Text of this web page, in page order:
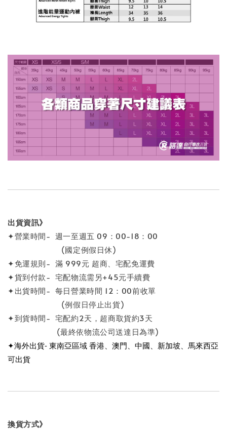
出貨資訊》
✦營業時間- 週一至週五 09：00-18：00
(國定例假日休)
✦免運規則- 滿 999元 超商、宅配免運費
✦貨到付款- 宅配物流需另+45元手續費
✦出貨時間- 每日營業時間 12：00前收單
(例假日停止出貨)
✦到貨時間- 宅配約2天，超商取貨約3天
(最終依物流公司送達日為準)
✦海外出貨- 東南亞區域 香港、澳門、中國、新加坡、馬來西亞
可出貨
換貨方式》